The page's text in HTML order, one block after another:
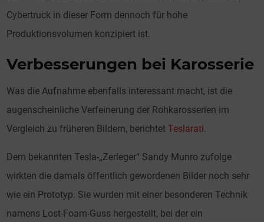
Cybertruck in dieser Form dennoch für hohe
Produktionsvolumen konzipiert ist.
Verbesserungen bei Karosserie
Was die Aufnahme ebenfalls interessant macht, ist die
augenscheinliche Verfeinerung der Rohkarosserien im
Vergleich zu früheren Bildern, berichtetTeslarati.
Dem bekannten Tesla-„Zerleger“ Sandy Munro zufolge
wirkten die damals öffentlich gewordenen Bilder noch sehr
wie ein Prototyp. Sie wurden mit einer besonderen Technik
namens Lost-Foam-Guss hergestellt, bei der ein